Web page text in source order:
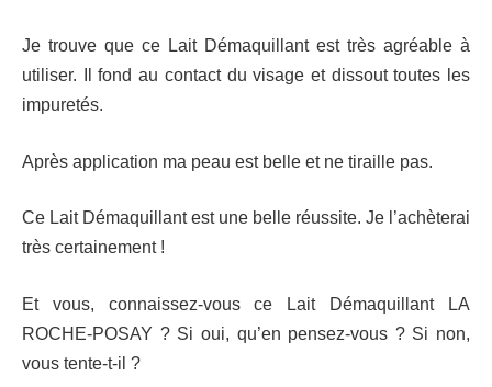
Je trouve que ce Lait Démaquillant est très agréable à
utiliser. Il fond au contact du visage et dissout toutes les
impuretés.
Après application ma peau est belle et ne tiraille pas.
Ce Lait Démaquillant est une belle réussite. Je l’achèterai
très certainement !
Et vous, connaissez-vous ce Lait Démaquillant LA
ROCHE-POSAY ? Si oui, qu’en pensez-vous ? Si non,
vous tente-t-il ?